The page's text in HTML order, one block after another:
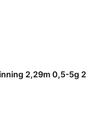
2,29m 0,5-5g 2